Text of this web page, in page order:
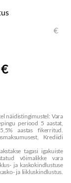
€
näidistingimustel: Vara
periood 5 aastat,
aastas fikerritud.
Krediidi
tagasi igakuiste
võimalikke vara
ja kaskokindlustuse
ja liikluskindlustus.